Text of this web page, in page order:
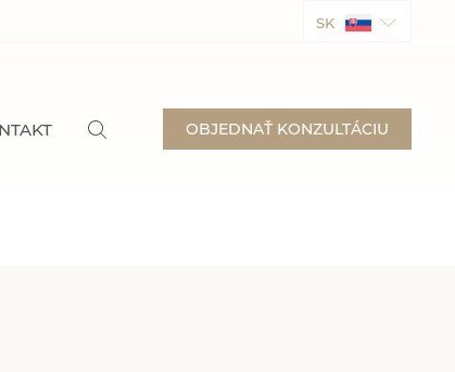
SK
OBJEDNAŤ KONZULTÁCIU